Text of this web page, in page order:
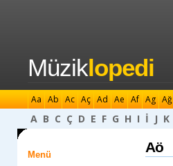
Müziklopedi
Aa Ab Ac Aç Ad Ae Af Ag Ağ
A B C Ç D E F G H I İ J K
Menü Aö